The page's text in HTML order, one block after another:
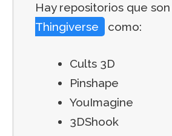
Hay repositorios que son
Thingiverse
como:
Cults 3D
Pinshape
YouImagine
3DShook